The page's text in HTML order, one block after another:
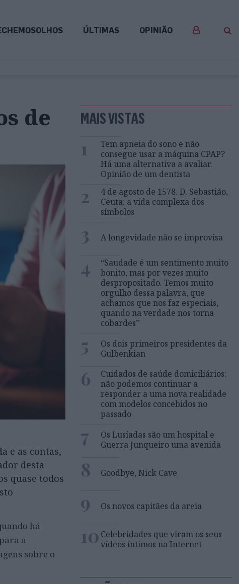
ÚLTIMAS OPINIÃO
de
e as contas,
desta
quase todos
há
a
sobre o
MAIS VISTAS
1
Tem apneia do sono e não
consegue usar a máquina CPAP?
Há uma alternativa a avaliar.
Opinião de um dentista
2
4 de agosto de 1578. D. Sebastião,
Ceuta: a vida complexa dos
símbolos
3 A longevidade não se improvisa
4
“Saudade é um sentimento muito
bonito, mas por vezes muito
despropositado. Temos muito
orgulho dessa palavra, que
achamos que nos faz especiais,
quando na verdade nos torna
cobardes’’
5
Os dois primeiros presidentes da
Gulbenkian
6
Cuidados de saúde domiciliários:
não podemos continuar a
responder a uma nova realidade
com modelos concebidos no
passado
7
Os Lusíadas são um hospital e
Guerra Junqueiro uma avenida
8 Goodbye, Nick Cave
9 Os novos capitães da areia
10 Celebridades que viram os seus
vídeos íntimos na Internet